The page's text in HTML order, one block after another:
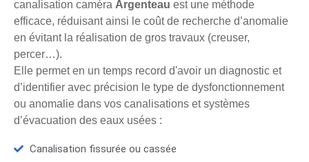
canalisation caméra Argenteau est une méthode
efficace, réduisant ainsi le coût de recherche d’anomalie
en évitant la réalisation de gros travaux (creuser,
percer…).
Elle permet en un temps record d'avoir un diagnostic et
d’identifier avec précision le type de dysfonctionnement
ou anomalie dans vos canalisations et systèmes
d’évacuation des eaux usées :
Canalisation fissurée ou cassée